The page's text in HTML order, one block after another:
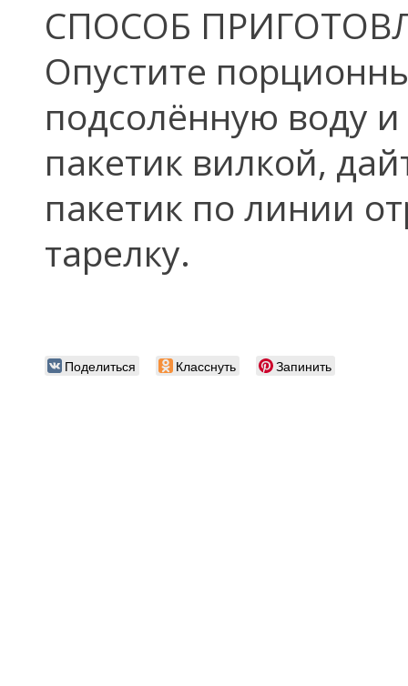
СПОСОБ
Опустите
подсолённую воду
пакетик вилкой,
пакетик по линии
тарелку.
Поделиться Класснуть Запинить